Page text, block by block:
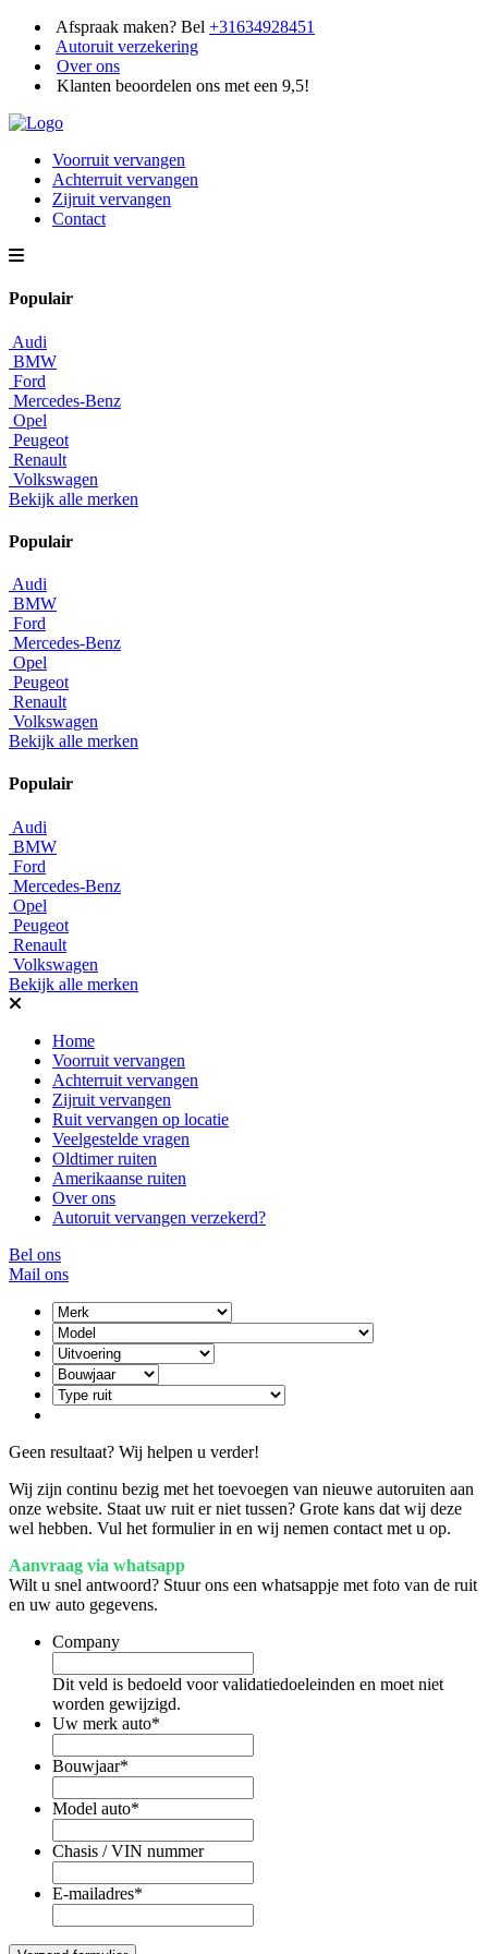
Afspraak maken? Bel +31634928451
Autoruit verzekering
Over ons
Klanten beoordelen ons met een 9,5!
Voorruit vervangen
Achterruit vervangen
Zijruit vervangen
Contact
Populair
Audi
BMW
Ford
Mercedes-Benz
Opel
Peugeot
Renault
Volkswagen
Bekijk alle merken
Populair
Audi
BMW
Ford
Mercedes-Benz
Opel
Peugeot
Renault
Volkswagen
Bekijk alle merken
Populair
Audi
BMW
Ford
Mercedes-Benz
Opel
Peugeot
Renault
Volkswagen
Bekijk alle merken
Home
Voorruit vervangen
Achterruit vervangen
Zijruit vervangen
Ruit vervangen op locatie
Veelgestelde vragen
Oldtimer ruiten
Amerikaanse ruiten
Over ons
Autoruit vervangen verzekerd?
Bel ons
Mail ons
Geen resultaat? Wij helpen u verder!
Wij zijn continu bezig met het toevoegen van nieuwe autoruiten aan
onze website. Staat uw ruit er niet tussen? Grote kans dat wij deze
wel hebben. Vul het formulier in en wij nemen contact met u op.
Aanvraag via whatsapp
Wilt u snel antwoord? Stuur ons een whatsappje met foto van de ruit
en uw auto gegevens.
Company
Dit veld is bedoeld voor validatiedoeleinden en moet niet
worden gewijzigd.
Uw merk auto*
Bouwjaar*
Model auto*
Chasis / VIN nummer
E-mailadres*